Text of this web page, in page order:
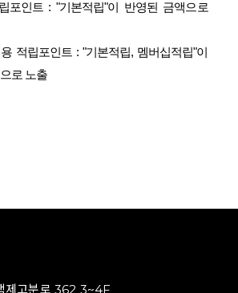
포인트 : "기본적립"이 반영된 금액으로
적립포인트 : "기본적립, 멤버십적립"이
로 노출
제고분로 362 3~4F